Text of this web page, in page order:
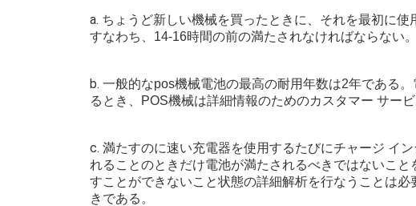
a. ちょうど新しい機械を買ったときに、それを最初に
すなわち、14-16時間の前の満たされなければならない。
b. 一般的なpos機械電池の最高の耐用年数は2年である
るとき、POS機械は詳細情報のためのカスタマー サービ
c. 満たすのに速い充電器を使用するたびにチャージ イ
れることのときだけ電池が満たされるべきではないこ
すことができないこと状態の詳細解析を行なうことは
きである。